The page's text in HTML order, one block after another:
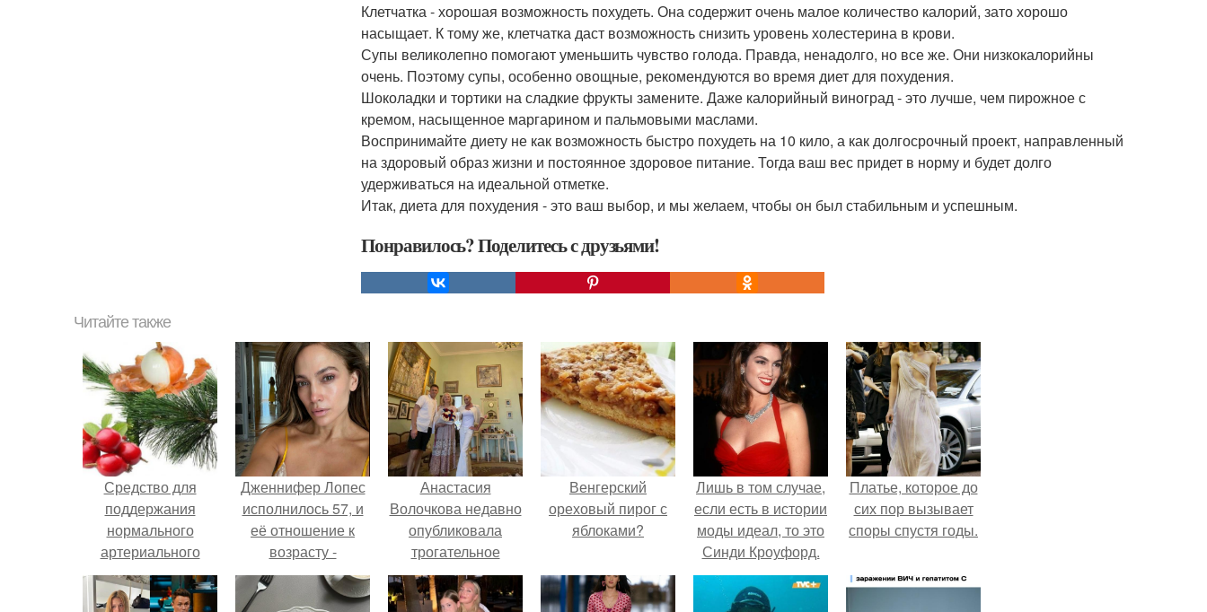
Клетчатка - хорошая возможность похудеть. Она содержит очень малое количество калорий, зато хорошо
насыщает. К тому же, клетчатка даст возможность снизить уровень холестерина в крови.
Супы великолепно помогают уменьшить чувство голода. Правда, ненадолго, но все же. Они низкокалорийны
очень. Поэтому супы, особенно овощные, рекомендуются во время диет для похудения.
Шоколадки и тортики на сладкие фрукты замените. Даже калорийный виноград - это лучше, чем пирожное с
кремом, насыщенное маргарином и пальмовыми маслами.
Воспринимайте диету не как возможность быстро похудеть на 10 кило, а как долгосрочный проект, направленный
на здоровый образ жизни и постоянное здоровое питание. Тогда ваш вес придет в норму и будет долго
удерживаться на идеальной отметке.
Итак, диета для похудения - это ваш выбор, и мы желаем, чтобы он был стабильным и успешным.
Понравилось? Поделитесь с друзьями!
Читайте также
Средство для
поддержания
нормального
артериального
давления.
Дженнифер Лопес
исполнилось 57, и
её отношение к
возрасту -
настоящий
манифест
Анастасия
Волочкова недавно
опубликовала
трогательное
совместное фото
со своей мамой, к
Венгерский
ореховый пирог с
яблоками?
Лишь в том случае,
если есть в истории
моды идеал, то это
Синди Кроуфорд.
Платье, которое до
сих пор вызывает
споры спустя годы.